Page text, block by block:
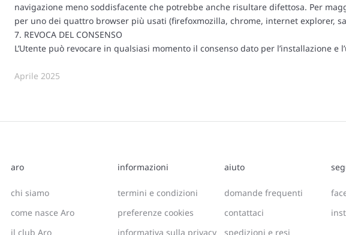
navigazione meno soddisfacente che potrebbe anche risultare difettosa. Per
per uno dei quattro browser più usati (firefoxmozilla, chrome, internet explorer,
7. REVOCA DEL CONSENSO
L’Utente può revocare in qualsiasi momento il consenso dato per l’installazione
Aprile 2025
aro
chi siamo
come nasce Aro
il club Aro
informazioni
termini e condizioni
preferenze cookies
informativa sulla privacy
aiuto
domande frequenti
contattaci
spedizioni e resi